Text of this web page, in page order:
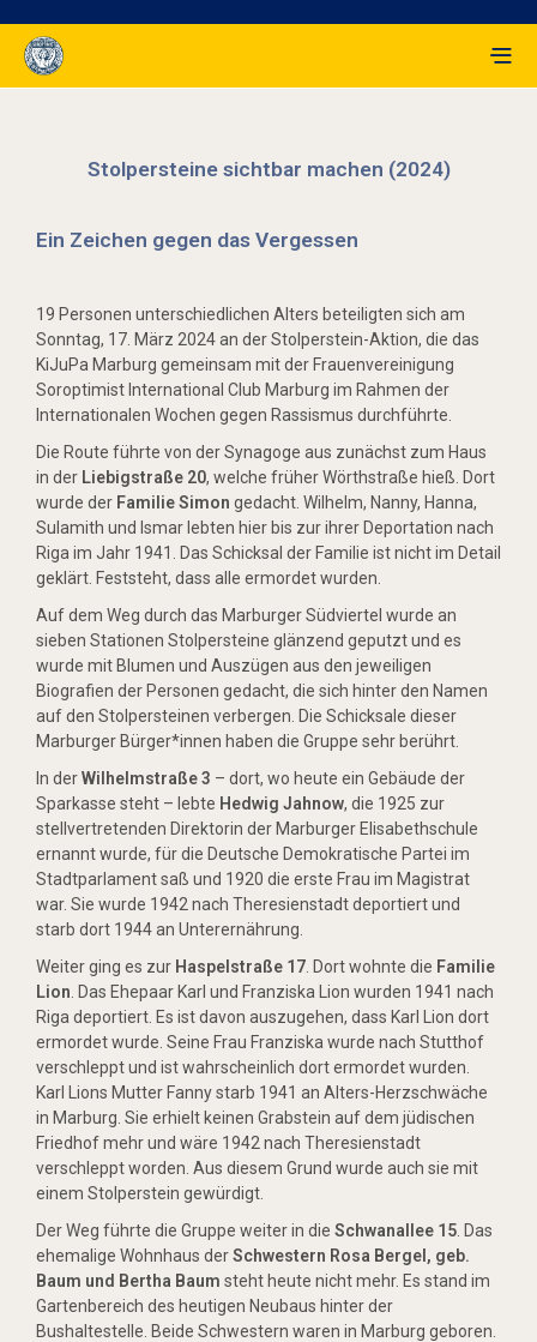
Stolpersteine sichtbar machen (2024)
Ein Zeichen gegen das Vergessen
19 Personen unterschiedlichen Alters beteiligten sich am
Sonntag, 17. März 2024 an der Stolperstein-Aktion, die das
KiJuPa Marburg gemeinsam mit der Frauenvereinigung
Soroptimist International Club Marburg im Rahmen der
Internationalen Wochen gegen Rassismus durchführte.
Die Route führte von der Synagoge aus zunächst zum Haus
in der Liebigstraße 20, welche früher Wörthstraße hieß. Dort
wurde der Familie Simon gedacht. Wilhelm, Nanny, Hanna,
Sulamith und Ismar lebten hier bis zur ihrer Deportation nach
Riga im Jahr 1941. Das Schicksal der Familie ist nicht im Detail
geklärt. Feststeht, dass alle ermordet wurden.
Auf dem Weg durch das Marburger Südviertel wurde an
sieben Stationen Stolpersteine glänzend geputzt und es
wurde mit Blumen und Auszügen aus den jeweiligen
Biografien der Personen gedacht, die sich hinter den Namen
auf den Stolpersteinen verbergen. Die Schicksale dieser
Marburger Bürger*innen haben die Gruppe sehr berührt.
In derWilhelmstraße 3 – dort, wo heute ein Gebäude der
Sparkasse steht – lebte Hedwig Jahnow, die 1925 zur
stellvertretenden Direktorin der Marburger Elisabethschule
ernannt wurde, für die Deutsche Demokratische Partei im
Stadtparlament saß und 1920 die erste Frau im Magistrat
war. Sie wurde 1942 nach Theresienstadt deportiert und
starb dort 1944 an Unterernährung.
Weiter ging es zur Haspelstraße 17 . Dort wohnte die Familie
Lion . Das Ehepaar Karl und Franziska Lion wurden 1941 nach
Riga deportiert. Es ist davon auszugehen, dass Karl Lion dort
ermordet wurde. Seine Frau Franziska wurde nach Stutthof
verschleppt und ist wahrscheinlich dort ermordet wurden.
Karl Lions Mutter Fanny starb 1941 an Alters-Herzschwäche
in Marburg. Sie erhielt keinen Grabstein auf dem jüdischen
Friedhof mehr und wäre 1942 nach Theresienstadt
verschleppt worden. Aus diesem Grund wurde auch sie mit
einem Stolperstein gewürdigt.
Der Weg führte die Gruppe weiter in die Schwanallee 15 . Das
ehemalige Wohnhaus derSchwestern Rosa Bergel, geb.
Baum und Bertha Baum steht heute nicht mehr. Es stand im
Gartenbereich des heutigen Neubaus hinter der
Bushaltestelle. Beide Schwestern waren in Marburg geboren.